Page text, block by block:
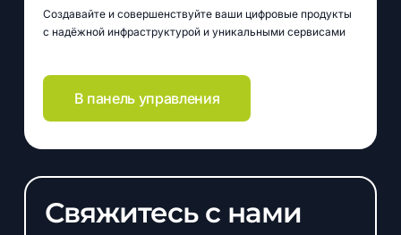
Создавайте и совершенствуйте ваши цифровые продукты
с надёжной инфраструктурой и уникальными сервисами
В панель управления
Свяжитесь с нами